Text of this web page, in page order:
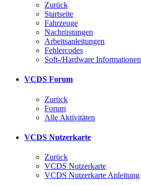
Zurück
Startseite
Fahrzeuge
Nachrüstungen
Arbeitsanleitungen
Fehlercodes
Soft-/Hardware Informationen
VCDS Forum
Zurück
Forum
Alle Aktivitäten
VCDS Nutzerkarte
Zurück
VCDS Nutzerkarte
VCDS Nutzerkarte Anleitung